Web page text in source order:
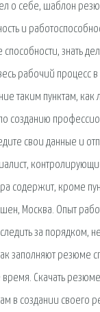
о себе, шаблон
и
знать
рабочий процесс
таким пунктам,
созданию
свои данные и
содержит, кроме
Москва. Опыт
за порядком,
заполняют
Скачать
в создании своего